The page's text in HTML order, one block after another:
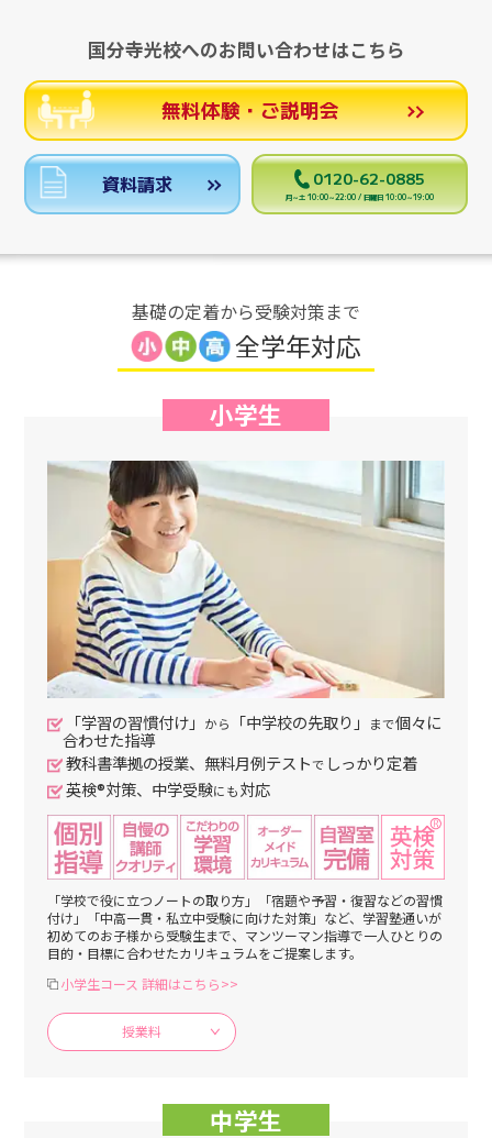
国分寺光校へのお問い合わせはこちら
無料体験・ご説明会
資料請求 0120-62-0885
月～土 10:00～22:00 / 日曜日 10:00～19:00
基礎の定着から受験対策まで
全学年対応
小学生
「学習の習慣付け」 から 「中学校の先取り」 まで個々に
合わせた指導
教科書準拠の授業、無料月例テストで しっかり定着
英検®対策、中学受験にも対応
「学校で役に立つノートの取り方」「宿題や予習・復習などの習慣
付け」「中高一貫・私立中受験に向けた対策」など、学習塾通いが
初めてのお子様から受験生まで、マンツーマン指導で一人ひとりの
目的・目標に合わせたカリキュラムをご提案します。
小学生コース 詳細はこちら>>
授業料
中学生